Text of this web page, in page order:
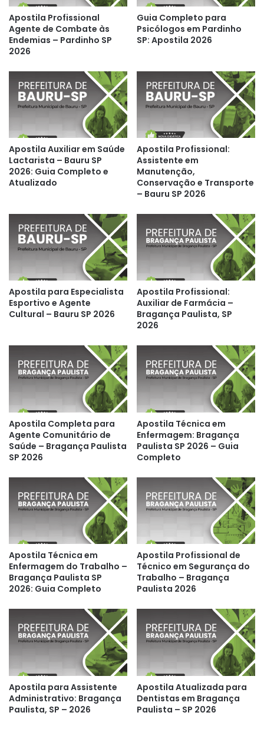
Apostila Profissional
Agente de Combate às
Endemias – Pardinho SP
2026
Guia Completo para
Psicólogos em Pardinho
SP: Apostila 2026
Apostila Auxiliar em Saúde
Lactarista – Bauru SP
2026: Guia Completo e
Atualizado
Apostila Profissional:
Assistente em
Manutenção,
Conservação e Transporte
– Bauru SP 2026
Apostila para Especialista
Esportivo e Agente
Cultural – Bauru SP 2026
Apostila Profissional:
Auxiliar de Farmácia –
Bragança Paulista, SP
2026
Apostila Completa para
Agente Comunitário de
Saúde – Bragança Paulista
SP 2026
Apostila Técnica em
Enfermagem: Bragança
Paulista SP 2026 – Guia
Completo
Apostila Técnica em
Enfermagem do Trabalho –
Bragança Paulista SP
2026: Guia Completo
Apostila Profissional de
Técnico em Segurança do
Trabalho – Bragança
Paulista 2026
Apostila para Assistente
Administrativo: Bragança
Paulista, SP – 2026
Apostila Atualizada para
Dentistas em Bragança
Paulista – SP 2026